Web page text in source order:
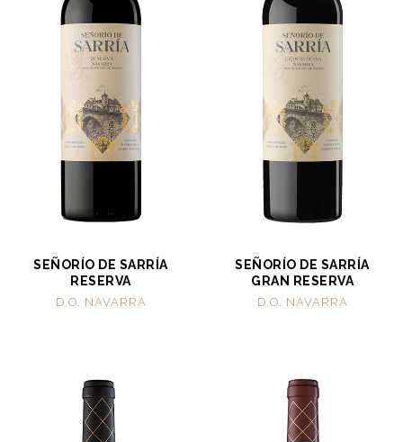
SEÑORÍO DE SARRÍA
RESERVA
D.O. NAVARRA
SEÑORÍO DE SARRÍA
GRAN RESERVA
D.O. NAVARRA